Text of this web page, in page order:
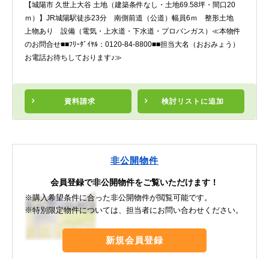
資料請求 検討リスト に追加
【城陽市 久世上大谷 土地（建築条件なし・土地69.58坪・間口20
ｍ）】JR城陽駅徒歩23分 南側前道（公道）幅員6ｍ 整形土地
上物あり 設備（電気・上水道・下水道・プロパンガス）≪本物件
のお問合せ■■ﾌﾘｰﾀﾞｲﾔﾙ：0120-84-8800■■担当大名（おおみょう）
お電話お待ちしております♪≫
非公開物件
会員登録で非公開物件をご覧いただけます！
※購入希望条件に合った非公開物件が閲覧可能です。
※特別限定物件については、担当者にお問い合わせください。
新規会員登録